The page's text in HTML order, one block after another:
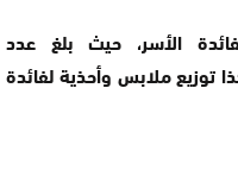
الأسر، حيث بلغ عدد
أزيد من 70 أسرة، وكذا توزيع ملابس وأحذية لفائدة